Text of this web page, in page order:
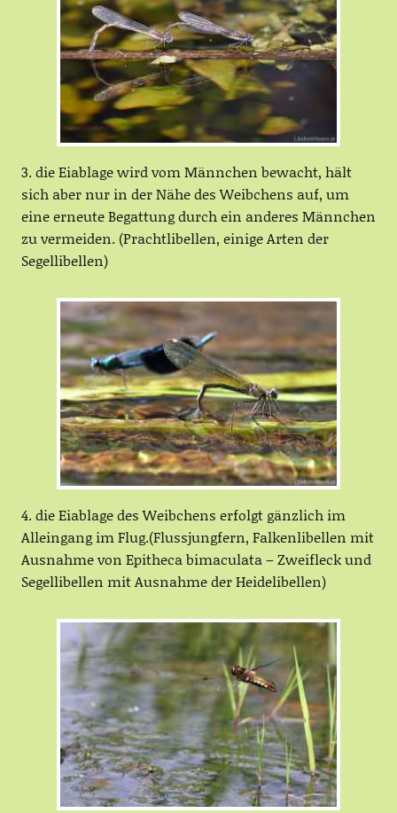
3. die Eiablage wird vom Männchen bewacht, hält
sich aber nur in der Nähe des Weibchens auf, um
eine erneute Begattung durch ein anderes Männchen
zu vermeiden. (Prachtlibellen, einige Arten der
Segellibellen)
4. die Eiablage des Weibchens erfolgt gänzlich im
Alleingang im Flug.(Flussjungfern, Falkenlibellen mit
Ausnahme von Epitheca bimaculata – Zweifleck und
Segellibellen mit Ausnahme der Heidelibellen)